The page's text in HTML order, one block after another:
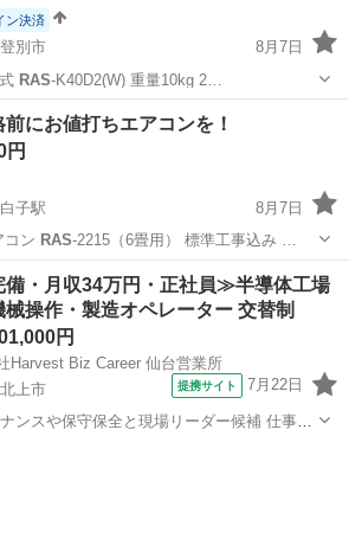
ン決済
別市
8月7日
RAS -K40D2(W) 重量10kg 2…
、空調家電
前にお値打ちエアコンを！
円
子駅
8月7日
コン RAS -2215（6畳用） 標準工事込み …
駅 季節、空調家電 ルーム
・月収34万円・正社員≫半導体工場
械操作・製造オペレーター 交替制
円
Harvest Biz Career 仙台営業所
上市
提携サイト 7月22日
スや保守保全と現場リーダー候補 仕事内